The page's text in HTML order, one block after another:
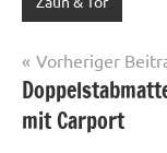
Doppelcarport
Doppelgarage,
Garage
Vorheriger
mit Carport